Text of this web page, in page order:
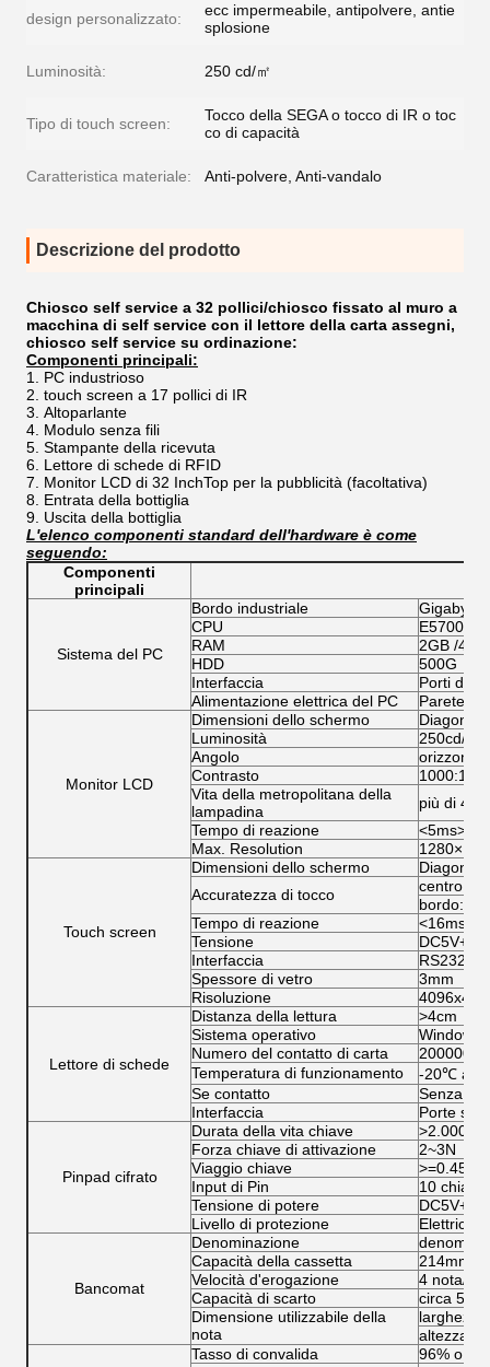
design personalizzato:
ecc impermeabile, antipolvere, antie
splosione
Luminosità: 250 cd/㎡
Tipo di touch screen:
Tocco della SEGA o tocco di IR o toc
co di capacità
Caratteristica materiale: Anti-polvere, Anti-vandalo
Descrizione del prodotto
Chiosco self service a 32 pollici/chiosco fissato al muro a
macchina di self service con il lettore della carta assegni,
chiosco self service su ordinazione:
Componenti principali:
PC industrioso
touch screen a 17 pollici di IR
Altoparlante
Modulo senza fili
Stampante della ricevuta
Lettore di schede di RFID
Monitor LCD di 32 InchTop per la pubblicità (facoltativa)
Entrata della bottiglia
Uscita della bottiglia
L'elenco componenti standard dell'hardware è come
seguendo:
Componenti
principali
Sistema del PC
Bordo industriale
Gigabyte/
CPU
E5700/
RAM
2GB /4
HDD
500G
Interfaccia
Porti di
Alimentazione elettrica del PC
Parete di
Monitor LCD
Dimensioni dello schermo
Luminosità
250cd/m2
Angolo
Contrasto
1000:1
Vita della metropolitana della
lampadina
più di
Tempo di reazione
<5ms>
Max. Resolution
Touch screen
Dimensioni dello schermo
Accuratezza di tocco
centro:
bordo:
Tempo di reazione
<16ms>
Tensione
DC5V+/-
Interfaccia
RS232,
Spessore di vetro
3mm
Risoluzione
Lettore di schede
Distanza della lettura
>4cm
Sistema operativo
Windows
Numero del contatto di carta
200000
Temperatura di funzionamento
-20℃ a
Se contatto
Senza
Interfaccia
Porte
Pinpad cifrato
Durata della vita chiave
Forza chiave di attivazione
2~3N
Viaggio chiave
Input di Pin
10 chiavi
Tensione di potere
DC5V+/-
Livello di protezione
Elettricità
Bancomat
Denominazione
Capacità della cassetta
214mm
Velocità d'erogazione
4 nota/sec
Capacità di scarto
circa 50
Dimensione utilizzabile della
nota
altezza:
Tasso di convalida
96% o